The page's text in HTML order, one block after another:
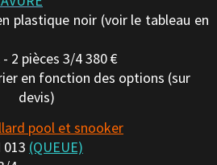
plastique noir (voir le tableau en
2 pièces 3/4 380 €
en fonction des options (sur
devis)
pool et snooker
013 (QUEUE)